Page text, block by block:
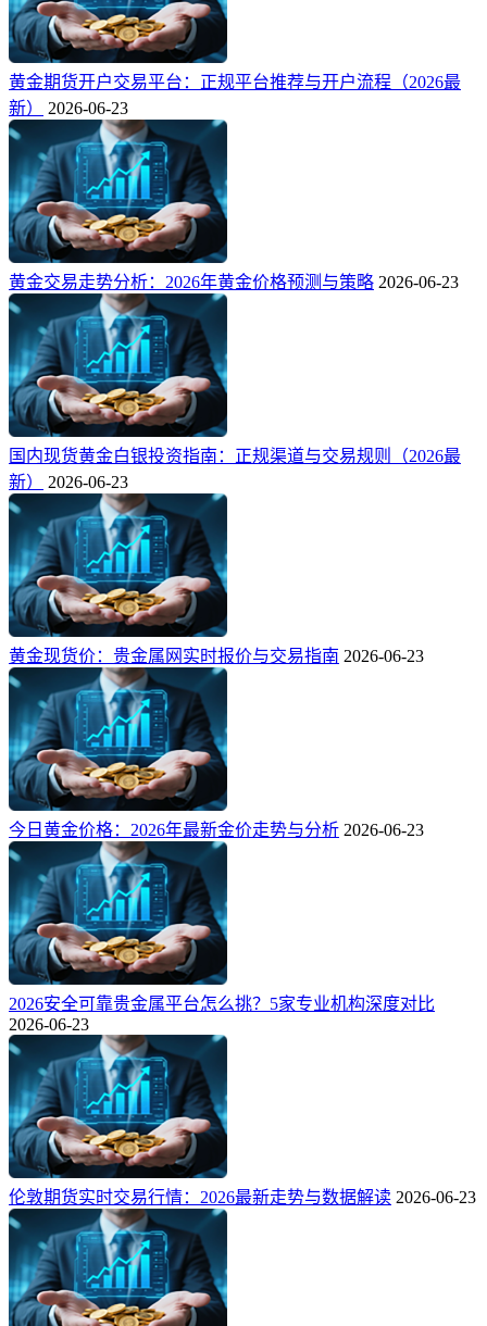
黄金期货开户交易平台：正规平台推荐与开户流程（2026最
新）
2026-06-23
黄金交易走势分析：2026年黄金价格预测与策略 2026-06-23
国内现货黄金白银投资指南：正规渠道与交易规则（2026最
新）
2026-06-23
黄金现货价：贵金属网实时报价与交易指南 2026-06-23
今日黄金价格：2026年最新金价走势与分析 2026-06-23
2026安全可靠贵金属平台怎么挑？5家专业机构深度对比
2026-06-23
伦敦期货实时交易行情：2026最新走势与数据解读 2026-06-23